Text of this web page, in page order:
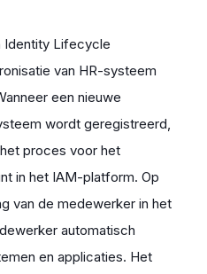
Identity Lifecycle
van HR-systeem
een nieuwe
wordt geregistreerd,
proces voor het
in het IAM-platform. Op
van de medewerker in het
automatisch
en applicaties. Het